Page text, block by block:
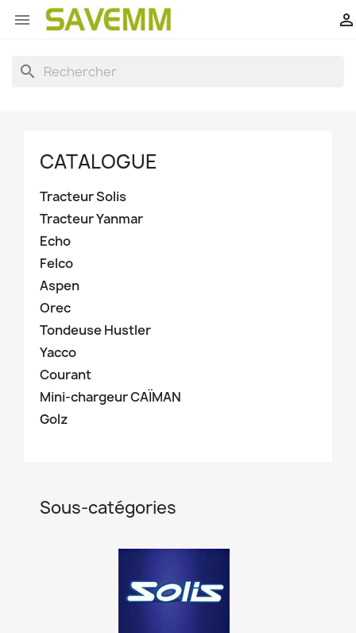
 
search
CATALOGUE
Tracteur Solis
Tracteur Yanmar
Echo
Felco
Aspen
Orec
Tondeuse Hustler
Yacco
Courant
Mini-chargeur CAÏMAN
Golz
Sous-catégories